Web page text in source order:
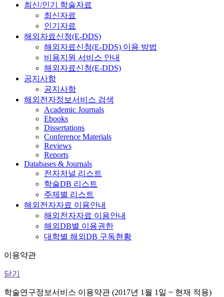
최신/인기 학술자료
최신자료
인기자료
해외자료신청(E-DDS)
해외자료신청(E-DDS) 이용 방법
비용지원 서비스 안내
해외자료신청(E-DDS)
공지사항
공지사항
해외전자정보서비스 검색
Academic Journals
Ebooks
Dissertations
Conference Materials
Reviews
Reports
Databases & Journals
전자저널 리스트
학술DB 리스트
주제별 리스트
해외전자자료 이용안내
해외전자자료 이용안내
해외DB별 이용권한
대학별 해외DB 구독현황
이용약관
닫기
학술연구정보서비스 이용약관 (2017년 1월 1일 ~ 현재 적용)